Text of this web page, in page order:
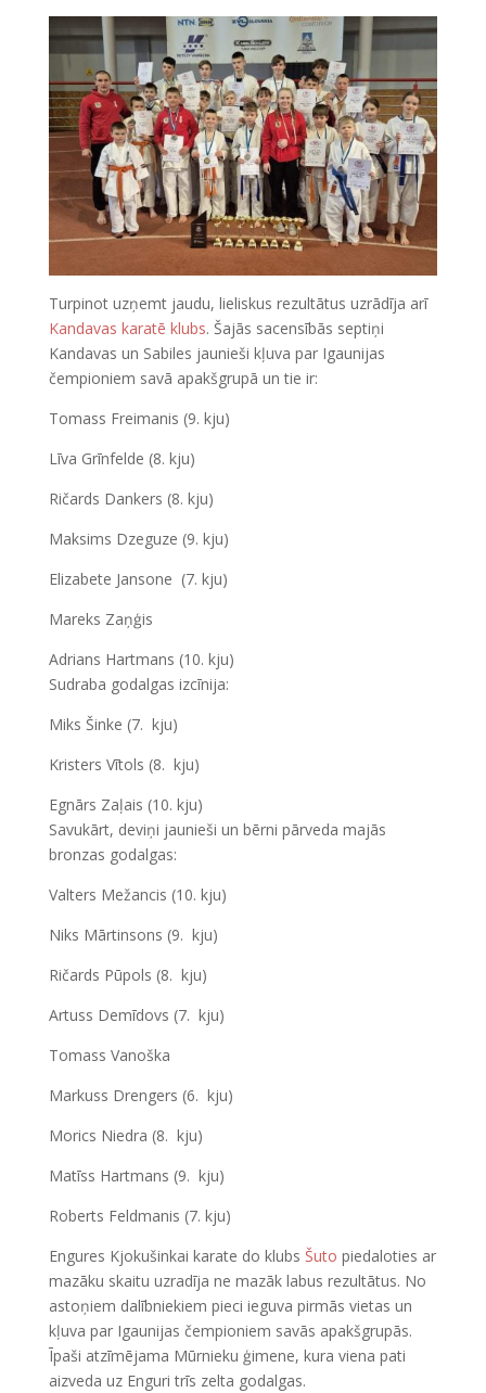
Turpinot uzņemt jaudu, lieliskus rezultātus uzrādīja arī
Kandavas karatē klubs. Šajās sacensībās septiņi
Kandavas un Sabiles jaunieši kļuva par Igaunijas
čempioniem savā apakšgrupā un tie ir:
Tomass Freimanis (9. kju)
Līva Grīnfelde (8. kju)
Ričards Dankers (8. kju)
Maksims Dzeguze (9. kju)
Elizabete Jansone (7. kju)
Mareks Zaņģis
Adrians Hartmans (10. kju)
Sudraba godalgas izcīnija:
Miks Šinke (7. kju)
Kristers Vītols (8. kju)
Egnārs Zaļais (10. kju)
Savukārt, deviņi jaunieši un bērni pārveda majās
bronzas godalgas:
Valters Mežancis (10. kju)
Niks Mārtinsons (9. kju)
Ričards Pūpols (8. kju)
Artuss Demīdovs (7. kju)
Tomass Vanoška
Markuss Drengers (6. kju)
Morics Niedra (8. kju)
Matīss Hartmans (9. kju)
Roberts Feldmanis (7. kju)
Engures Kjokušinkai karate do klubs Šuto piedaloties ar
mazāku skaitu uzradīja ne mazāk labus rezultātus. No
astoņiem dalībniekiem pieci ieguva pirmās vietas un
kļuva par Igaunijas čempioniem savās apakšgrupās.
Īpaši atzīmējama Mūrnieku ģimene, kura viena pati
aizveda uz Enguri trīs zelta godalgas.